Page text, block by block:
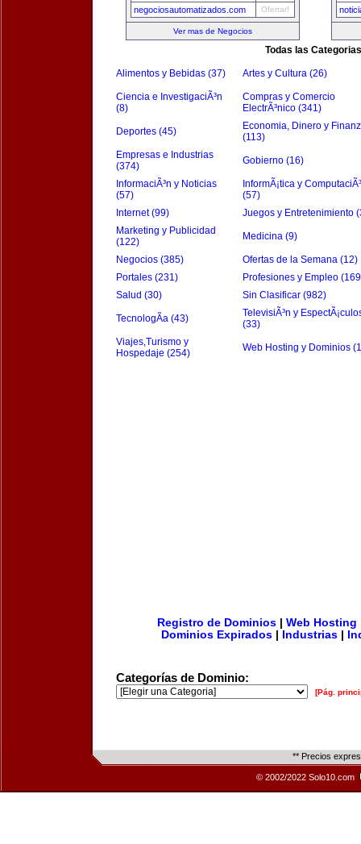
negociosautomatizados.com Ofertar!
Ver mas de Negocios
Todas las Categorias
Alimentos y Bebidas (37) Artes y Cultura (26)
Ciencia e InvestigaciÃ³n
(8)
Compras y Comercio
ElectrÃ³nico (341)
Deportes (45)
Economia, Dinero y
(113)
Empresas e Industrias
(374)
Gobierno (16)
InformaciÃ³n y Noticias
(57)
InformÃ¡tica y
(57)
Internet (99)
Juegos y Entretenimiento
Marketing y Publicidad
(122)
Medicina (9)
Negocios (385)
Ofertas de la Semana (12)
Portales (231)
Profesiones y Empleo
Salud (30)
Sin Clasificar (982)
TecnologÃ­a (43)
TelevisiÃ³n y
(33)
Viajes,Turismo y
Hospedaje (254)
Web Hosting y Dominios
Registro de Dominios| Web Hosting
Dominios Expirados
Industrias
Categorías de Dominio:
[Pág.
** Precios
© 2002/2022 Solo10.com